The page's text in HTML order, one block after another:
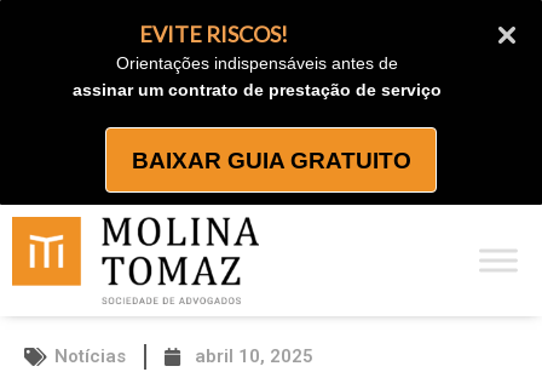
EVITE RISCOS!
Orientações indispensáveis antes de
assinar um contrato de prestação de serviço
BAIXAR GUIA GRATUITO
Notícias abril 10, 2025